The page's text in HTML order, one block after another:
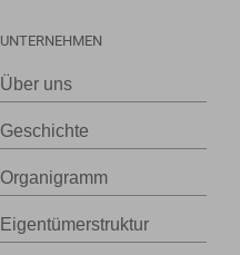
UNTERNEHMEN
Über uns
Geschichte
Organigramm
Eigentümerstruktur